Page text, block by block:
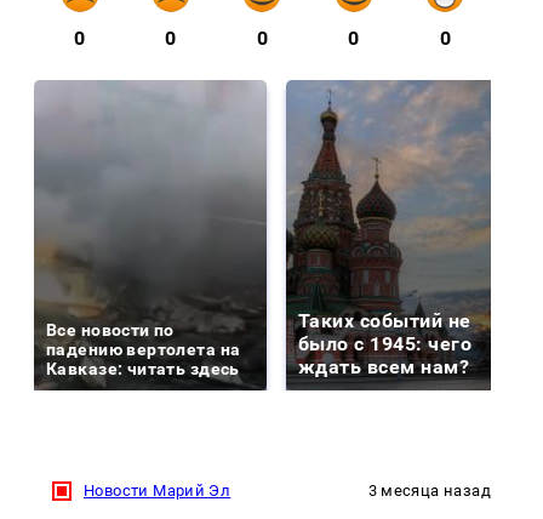
0 0 0 0 0
Все новости по
падению вертолета на
Кавказе: читать здесь
Таких событий не
было с 1945: чего
ждать всем нам?
Новости Марий Эл 3 месяца назад